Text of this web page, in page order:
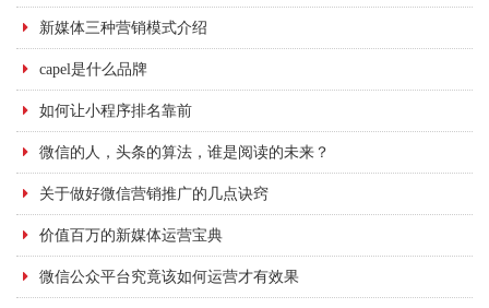
新媒体三种营销模式介绍
capel是什么品牌
如何让小程序排名靠前
微信的人，头条的算法，谁是阅读的未来？
关于做好微信营销推广的几点诀窍
价值百万的新媒体运营宝典
微信公众平台究竟该如何运营才有效果